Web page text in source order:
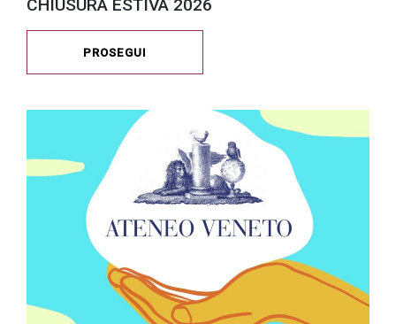
CHIUSURA ESTIVA 2026
PROSEGUI